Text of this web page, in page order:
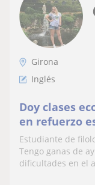
Girona
Inglés
Doy clases
en refuerzo
Estudiante de
Tengo ganas de
dificultades en el